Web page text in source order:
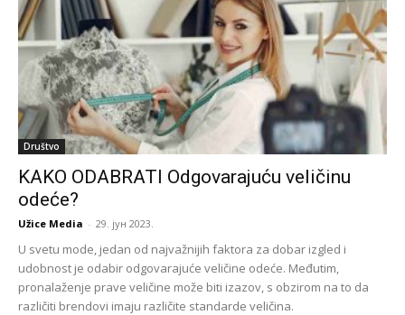
Društvo
KAKO ODABRATI Odgovarajuću veličinu
odeće?
Užice Media - 29. јун 2023.
U svetu mode, jedan od najvažnijih faktora za dobar izgled i
udobnost je odabir odgovarajuće veličine odeće. Međutim,
pronalaženje prave veličine može biti izazov, s obzirom na to da
različiti brendovi imaju različite standarde veličina.